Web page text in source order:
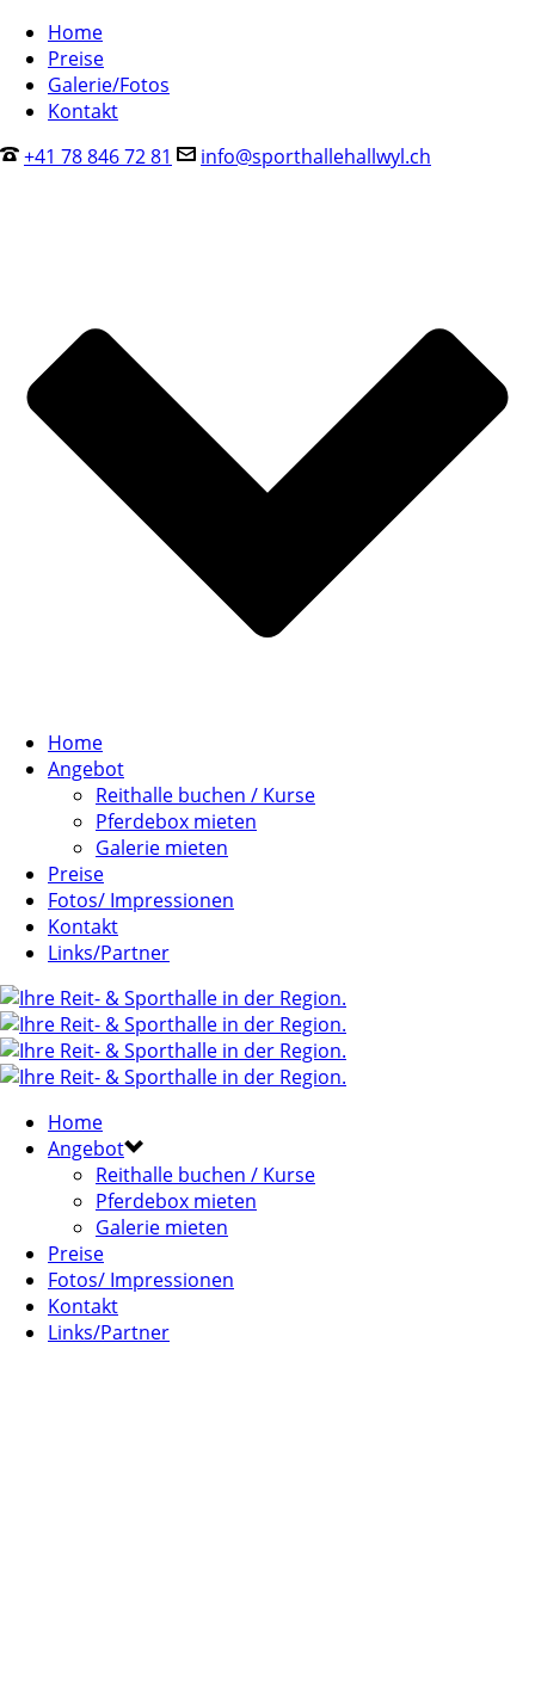
Home
Preise
Galerie/Fotos
Kontakt
+41 78 846 72 81
info@sporthallehallwyl.ch
Home
Angebot
Reithalle buchen / Kurse
Pferdebox mieten
Galerie mieten
Preise
Fotos/ Impressionen
Kontakt
Links/Partner
Home
Angebot
Reithalle buchen / Kurse
Pferdebox mieten
Galerie mieten
Preise
Fotos/ Impressionen
Kontakt
Links/Partner